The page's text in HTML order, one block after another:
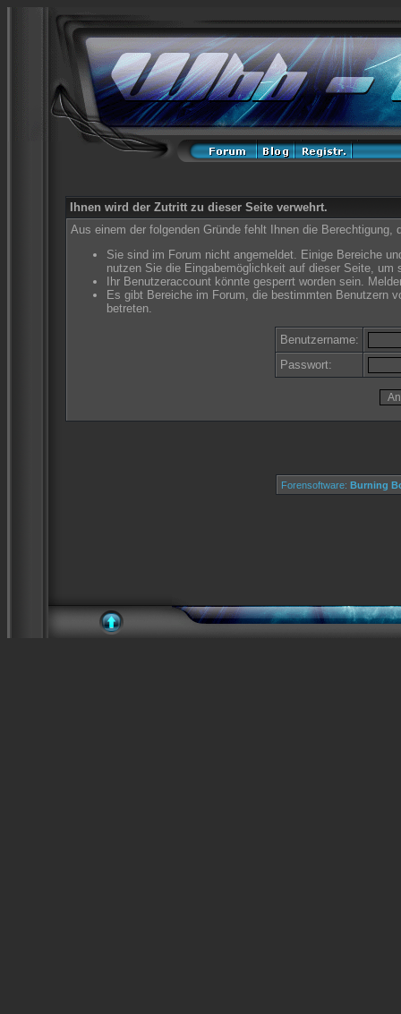
Ihnen wird der Zutritt zu dieser Seite verwehrt.
Aus einem der folgenden Gründe fehlt Ihnen die Berechtigung,
Sie sind im Forum nicht angemeldet. Einige Bereiche
nutzen Sie die Eingabemöglichkeit auf dieser Seite,
Ihr Benutzeraccount könnte gesperrt worden sein.
Es gibt Bereiche im Forum, die bestimmten Benutzern
betreten.
Benutzername:
Passwort:
Forensoftware: Burning